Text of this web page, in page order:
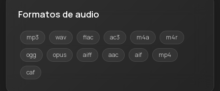
Formatos de audio
mp3 wav flac ac3 m4a m4r
ogg opus aiff aac aif mp4
caf